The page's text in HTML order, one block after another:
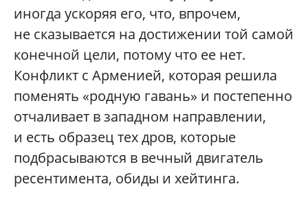
иногда ускоряя его, что, впрочем,
не сказывается на достижении той самой
конечной цели, потому что ее нет.
Конфликт с Арменией, которая решила
поменять «родную гавань» и постепенно
отчаливает в западном направлении,
и есть образец тех дров, которые
подбрасываются в вечный двигатель
ресентимента, обиды и хейтинга.